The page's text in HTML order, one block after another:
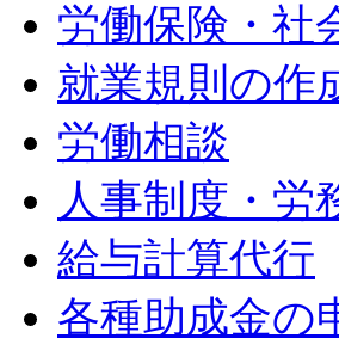
労働保険・社
就業規則の作
労働相談
人事制度・労
給与計算代行
各種助成金の